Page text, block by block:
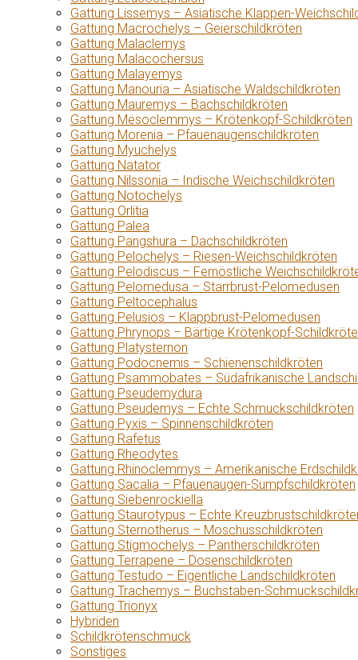
Gattung Lissemys – Asiatische Klappen-
Gattung Macrochelys – Geierschildkröten
Gattung Malaclemys
Gattung Malacochersus
Gattung Malayemys
Gattung Manouria – Asiatische Waldschildkröten
Gattung Mauremys – Bachschildkröten
Gattung Mesoclemmys – Krötenkopf-Schildkröten
Gattung Morenia – Pfauenaugenschildkröten
Gattung Myuchelys
Gattung Natator
Gattung Nilssonia – Indische Weichschildkröten
Gattung Notochelys
Gattung Orlitia
Gattung Palea
Gattung Pangshura – Dachschildkröten
Gattung Pelochelys – Riesen-Weichschildkröten
Gattung Pelodiscus – Fernöstliche
Gattung Pelomedusa – Starrbrust-Pelomedusen
Gattung Peltocephalus
Gattung Pelusios – Klappbrust-Pelomedusen
Gattung Phrynops – Bärtige Krötenkopf-
Gattung Platysternon
Gattung Podocnemis – Schienenschildkröten
Gattung Psammobates – Südafrikanische
Gattung Pseudemydura
Gattung Pseudemys – Echte Schmuckschildkröten
Gattung Pyxis – Spinnenschildkröten
Gattung Rafetus
Gattung Rheodytes
Gattung Rhinoclemmys – Amerikanische
Gattung Sacalia – Pfauenaugen-Sumpfschildkröten
Gattung Siebenrockiella
Gattung Staurotypus – Echte
Gattung Sternotherus – Moschusschildkröten
Gattung Stigmochelys – Pantherschildkröten
Gattung Terrapene – Dosenschildkröten
Gattung Testudo – Eigentliche Landschildkröten
Gattung Trachemys – Buchstaben-
Gattung Trionyx
Hybriden
Schildkrötenschmuck
Sonstiges